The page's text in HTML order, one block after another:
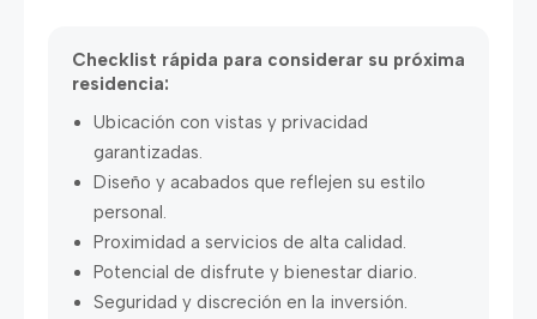
Checklist rápida para considerar su próxima
residencia:
Ubicación con vistas y privacidad
garantizadas.
Diseño y acabados que reflejen su estilo
personal.
Proximidad a servicios de alta calidad.
Potencial de disfrute y bienestar diario.
Seguridad y discreción en la inversión.